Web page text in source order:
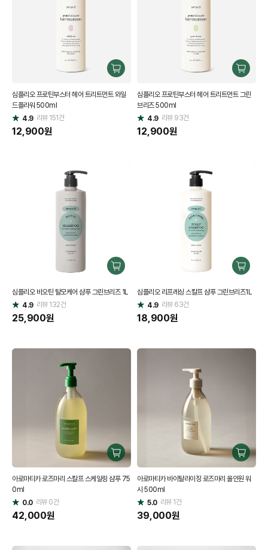
구
하
심플리오 프로틴부스터 헤어 트리트먼트 와일
드플라워 500ml
별
점
4.9 리뷰151건
12,900원
구
하
심플리오 프로틴부스터 헤어 트리트먼트 그린
브리즈 500ml
별
점
4.9 리뷰93건
12,900원
구
하
심플리오 비오틴 탈모케어 샴푸 그린브리즈 1L
별
점
4.9 리뷰132건
25,900원
구
하
심플리오 리프레싱 스칼프 샴푸 그린브리즈1L
별
점
4.9 리뷰63건
18,900원
구
매
하
아로마티카 로즈마리 스칼프 스케일링 샴푸 75
0ml
별
점
0.0 리뷰0건
42,000원
구
매
하
아로마티카 바이탈라이징 로즈마리 올인원 워
시 500ml
별
점
5.0 리뷰1건
39,000원